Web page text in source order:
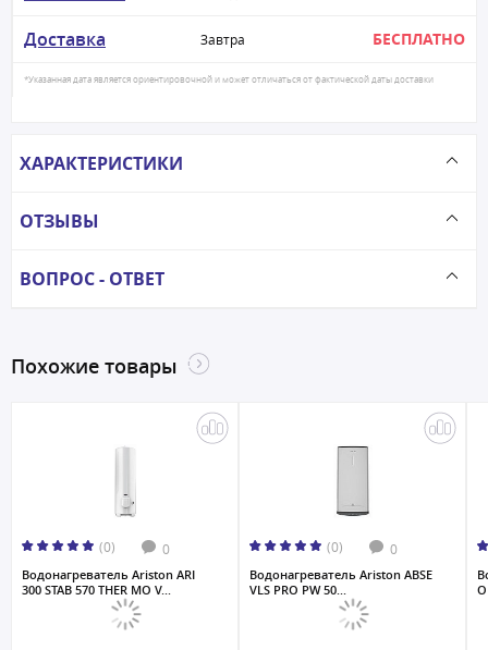
Доставка Завтра БЕСПЛАТНО
*Указанная дата является ориентировочной и может отличаться от фактической даты доставки
ХАРАКТЕРИСТИКИ
ОТЗЫВЫ
ВОПРОС - ОТВЕТ
Похожие товары
(0) 0
Водонагреватель Ariston ARI
300 STAB 570 THER MO V...
(0) 0
Водонагреватель Ariston ABSE
VLS PRO PW 50...